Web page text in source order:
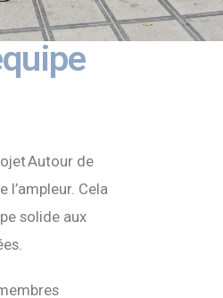
Autour de
l’ampleur. Cela
solide aux